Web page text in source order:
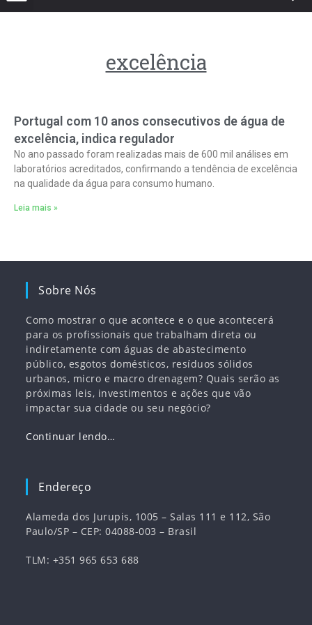
excelência
Portugal com 10 anos consecutivos de água de
excelência, indica regulador
No ano passado foram realizadas mais de 600 mil análises em
laboratórios acreditados, confirmando a tendência de excelência
na qualidade da água para consumo humano.
Leia mais »
Sobre Nós
Como mostrar o que acontece e o que acontecerá
para os profissionais que trabalham direta ou
indiretamente com águas de abastecimento
público, esgotos domésticos, resíduos sólidos
urbanos, micro e macro drenagem? Quais serão as
próximas leis, investimentos e ações que vão
impactar sua cidade ou seu negócio?
Continuar lendo…
Endereço
Alameda dos Jurupis, 1005 – Salas 111 e 112, São
Paulo/SP – CEP: 04088-003 – Brasil
TLM: +351 965 653 688